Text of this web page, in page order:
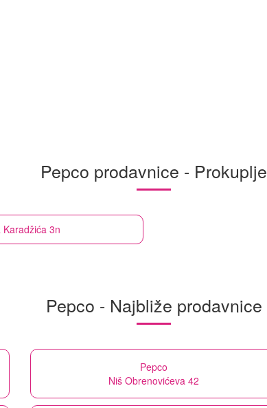
Pepco prodavnice - Prokuplje
Karadžića 3n
Pepco - Najbliže prodavnice
Pepco
Niš Obrenovićeva 42